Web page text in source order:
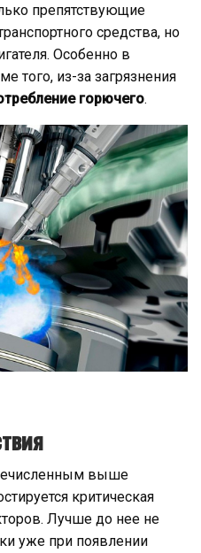
препятствующие
средства, но
Особенно в
того, из-за загрязнения
горючего.
выше
критическая
Лучше до нее не
уже при появлении